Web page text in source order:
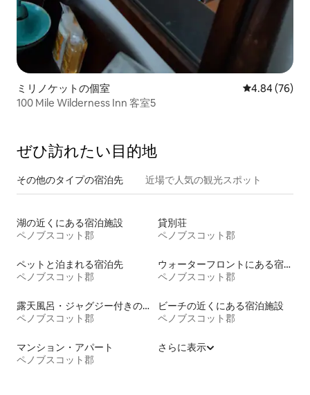
ミリノケットの個室 レビュー76
4.84 (76)
100 Mile Wilderness Inn 客室5
ぜひ訪⁠れ⁠た⁠い目⁠的⁠地
その他のタ⁠イ⁠プ⁠の宿⁠泊⁠先 近場で人気の観光スポット
湖の近くにある宿泊施設
ペノブスコット郡
貸別荘
ペノブスコット郡
ペットと泊まれる宿泊先
ペノブスコット郡
ウォーターフロントにある宿泊施設
ペノブスコット郡
露天風呂・ジャグジー付きの宿泊施設
ペノブスコット郡
ビーチの近くにある宿泊施設
ペノブスコット郡
マンション・アパート
ペノブスコット郡
さらに表示